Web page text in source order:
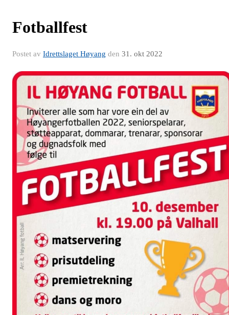
Fotballfest
Postet av Idrettslaget Høyang den 31. okt 2022